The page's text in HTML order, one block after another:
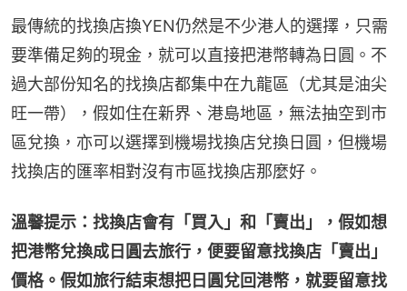
最傳統的找換店換YEN仍然是不少港人的選擇，只需
要準備足夠的現金，就可以直接把港幣轉為日圓。不
過大部份知名的找換店都集中在九龍區（尤其是油尖
旺一帶），假如住在新界、港島地區，無法抽空到市
區兌換，亦可以選擇到機場找換店兌換日圓，但機場
找換店的匯率相對沒有市區找換店那麼好。
溫馨提示：找換店會有「買入」和「賣出」，假如想
把港幣兌換成日圓去旅行，便要留意找換店「賣出」
價格。假如旅行結束想把日圓兌回港幣，就要留意找